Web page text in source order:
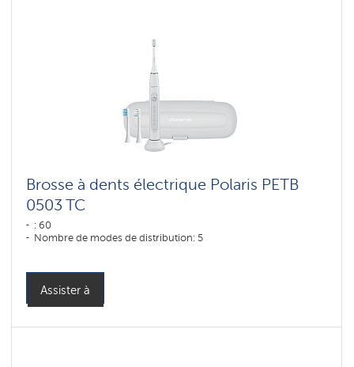
Brosse à dents électrique Polaris PETB
0503 TC
: 60
Nombre de modes de distribution: 5
Assister à